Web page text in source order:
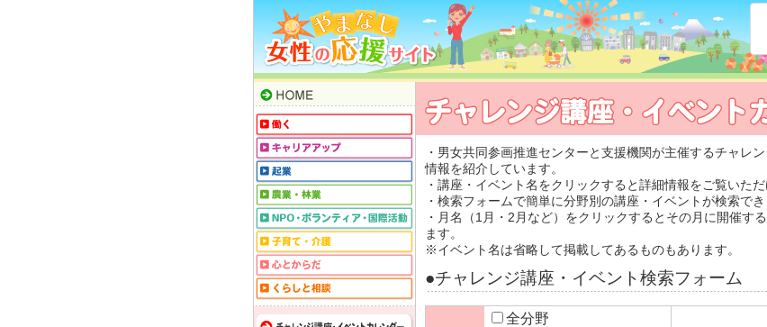
・男女共同参画推進センターと支援機関が主催するチャレ
情報を紹介しています。
・講座・イベント名をクリックすると詳細情報をご覧いただ
・検索フォームで簡単に分野別の講座・イベントが検索でき
・月名（1月・2月など）をクリックするとその月に開催す
ます。
※イベント名は省略して掲載してあるものもあります。
●チャレンジ講座・イベント検索フォーム
全分野